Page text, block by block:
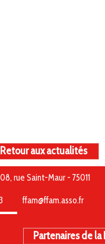
Retour aux actualités
rue Saint-Maur - 75011
03 ffam@ffam.asso.fr
Partenaires de la